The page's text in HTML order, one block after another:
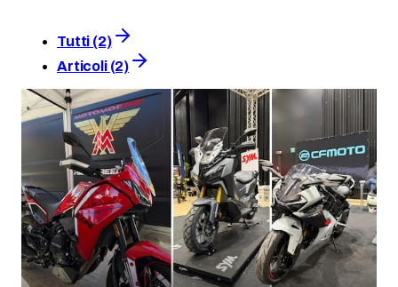
Tutti (2)
Articoli (2)